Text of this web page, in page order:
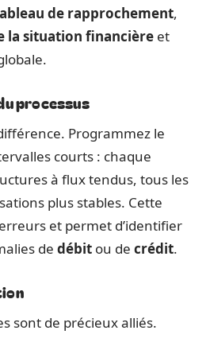
de rapprochement,
la situation financière et
processus
Programmez le
courts : chaque
à flux tendus, tous les
plus stables. Cette
et permet d’identifier
de débit ou de crédit.
sont de précieux alliés.